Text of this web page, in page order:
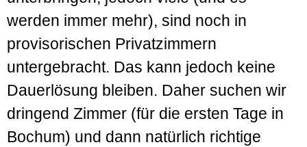
werden immer mehr), sind noch in
provisorischen Privatzimmern
untergebracht. Das kann jedoch keine
Dauerlösung bleiben. Daher suchen wir
dringend Zimmer (für die ersten Tage in
Bochum) und dann natürlich richtige